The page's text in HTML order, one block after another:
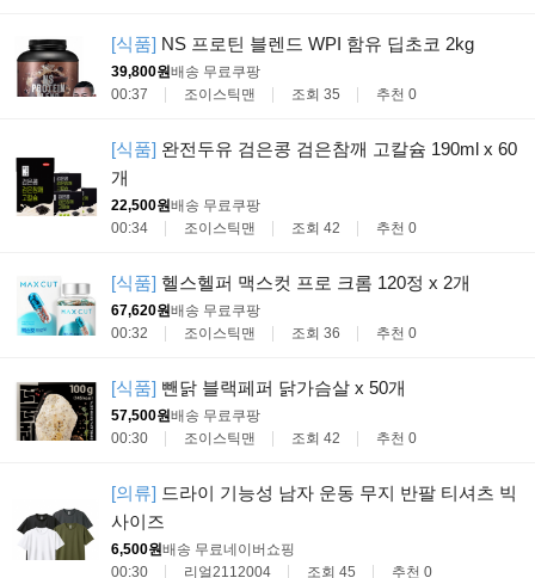
[식품] NS 프로틴 블렌드 WPI 함유 딥초코 2kg
39,800원배송 무료쿠팡
00:37
조이스틱맨 조회 35 추천 0
[식품] 완전두유 검은콩 검은참깨 고칼슘 190ml x 60
개
22,500원배송 무료쿠팡
00:34
조이스틱맨 조회 42 추천 0
[식품] 헬스헬퍼 맥스컷 프로 크롬 120정 x 2개
67,620원배송 무료쿠팡
00:32
조이스틱맨 조회 36 추천 0
[식품] 뺀닭 블랙페퍼 닭가슴살 x 50개
57,500원배송 무료쿠팡
00:30
조이스틱맨 조회 42 추천 0
[의류] 드라이 기능성 남자 운동 무지 반팔 티셔츠 빅
사이즈
6,500원배송 무료네이버쇼핑
00:30
리얼2112004 조회 45 추천 0